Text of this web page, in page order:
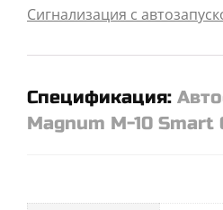
Сигнализация с
Спецификация:
Magnum M-10 Smart